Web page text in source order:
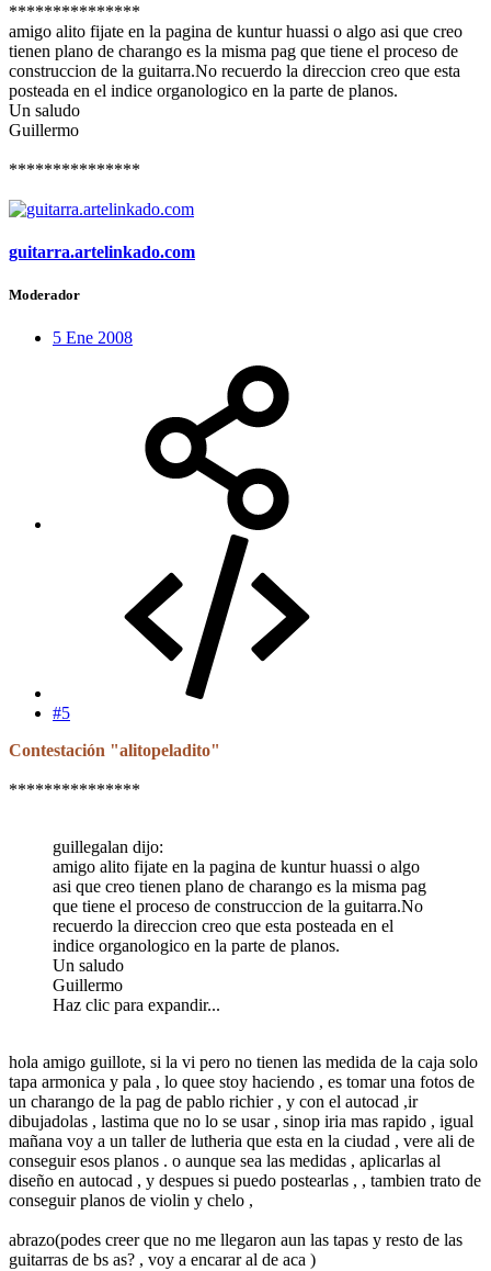
***************
amigo alito fijate en la pagina de kuntur huassi o algo asi que creo
tienen plano de charango es la misma pag que tiene el proceso de
construccion de la guitarra.No recuerdo la direccion creo que esta
posteada en el indice organologico en la parte de planos.
Un saludo
Guillermo
***************
guitarra.artelinkado.com
Moderador
5 Ene 2008
#5
Contestación "alitopeladito"
***************
guillegalan dijo:
amigo alito fijate en la pagina de kuntur huassi o algo
asi que creo tienen plano de charango es la misma pag
que tiene el proceso de construccion de la guitarra.No
recuerdo la direccion creo que esta posteada en el
indice organologico en la parte de planos.
Un saludo
Guillermo
Haz clic para expandir...
hola amigo guillote, si la vi pero no tienen las medida de la caja solo
tapa armonica y pala , lo quee stoy haciendo , es tomar una fotos de
un charango de la pag de pablo richier , y con el autocad ,ir
dibujadolas , lastima que no lo se usar , sinop iria mas rapido , igual
mañana voy a un taller de lutheria que esta en la ciudad , vere ali de
conseguir esos planos . o aunque sea las medidas , aplicarlas al
diseño en autocad , y despues si puedo postearlas , , tambien trato de
conseguir planos de violin y chelo ,
abrazo(podes creer que no me llegaron aun las tapas y resto de las
guitarras de bs as? , voy a encarar al de aca )